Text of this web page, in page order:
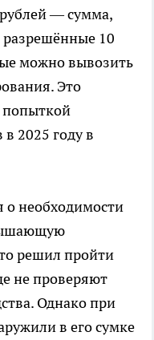
— сумма,
10
можно вывозить
Это
попыткой
2025 году в
о необходимости
решил пройти
не проверяют
Однако при
в его сумке